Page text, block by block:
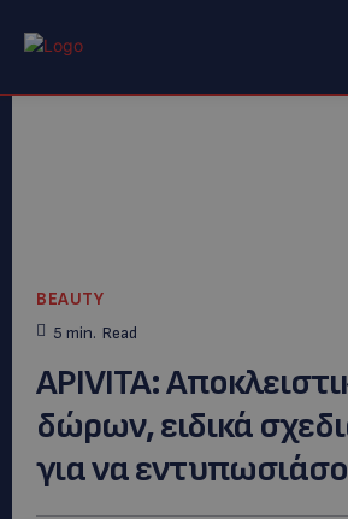
BEAUTY
5 min. Read
APIVITA:
δώρων, ειδικά
για να